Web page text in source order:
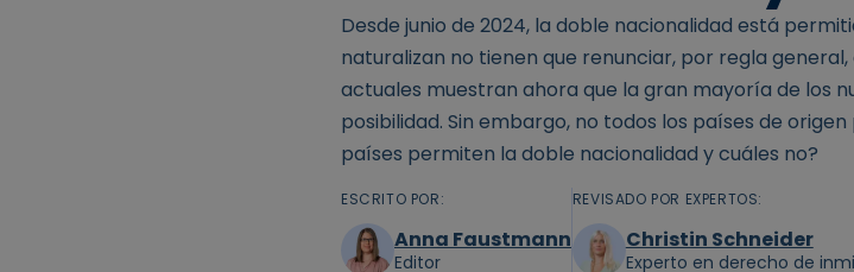
Desde junio de 2024, la doble nacionalidad está
naturalizan no tienen que renunciar, por regla
actuales muestran ahora que la gran mayoría de los
posibilidad. Sin embargo, no todos los países de
países permiten la doble nacionalidad y cuáles no?
ESCRITO POR:
Anna Faustmann
Editor
REVISADO POR EXPERTOS:
Christin Schneider
Experto en derecho de